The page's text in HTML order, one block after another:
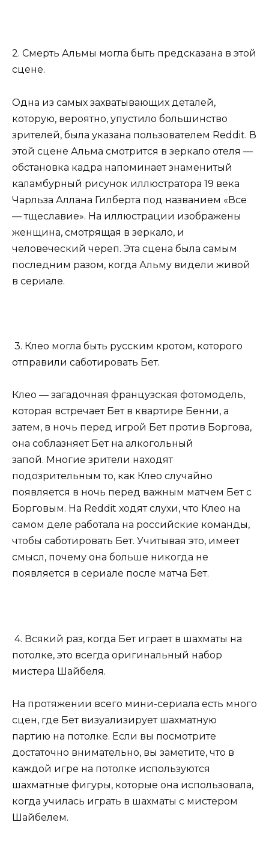
2. Смерть Альмы могла быть предсказана в этой
сцене.
Одна из самых захватывающих деталей,
которую, вероятно, упустило большинство
зрителей, была указана пользователем Reddit. В
этой сцене Альма смотрится в зеркало отеля —
обстановка кадра напоминает знаменитый
каламбурный рисунок иллюстратора 19 века
Чарльза Аллана Гилберта под названием «Все
— тщеславие». На иллюстрации изображены
женщина, смотрящая в зеркало, и
человеческий череп. Эта сцена была самым
последним разом, когда Альму видели живой
в сериале.
3. Клео могла быть русским кротом, которого
отправили саботировать Бет.
Клео — загадочная французская фотомодель,
которая встречает Бет в квартире Бенни, а
затем, в ночь перед игрой Бет против Боргова,
она соблазняет Бет на алкогольный
запой. Многие зрители находят
подозрительным то, как Клео случайно
появляется в ночь перед важным матчем Бет с
Борговым. На Reddit ходят слухи, что Клео на
самом деле работала на российские команды,
чтобы саботировать Бет. Учитывая это, имеет
смысл, почему она больше никогда не
появляется в сериале после матча Бет.
4. Всякий раз, когда Бет играет в шахматы на
потолке, это всегда оригинальный набор
мистера Шайбеля.
На протяжении всего мини-сериала есть много
сцен, где Бет визуализирует шахматную
партию на потолке. Если вы посмотрите
достаточно внимательно, вы заметите, что в
каждой игре на потолке используются
шахматные фигуры, которые она использовала,
когда училась играть в шахматы с мистером
Шайбелем.